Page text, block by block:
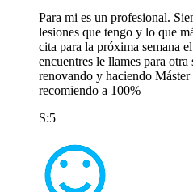
Para mi es un profesional.
lesiones que tengo y lo que
cita para la próxima semana
encuentres le llames para otra
renovando y haciendo
recomiendo a 100%
S:5